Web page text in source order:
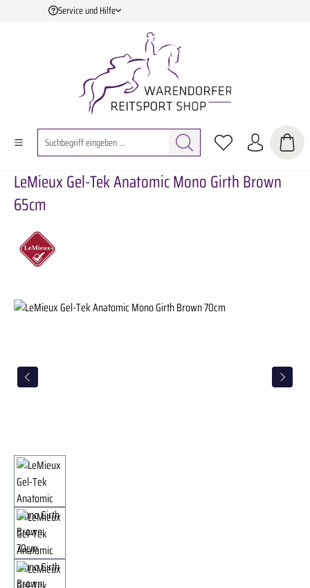
Zum Hauptinhalt springen
Service und Hilfe
LeMieux Gel-Tek Anatomic Mono Girth Brown
65cm
Bildergalerie überspringen